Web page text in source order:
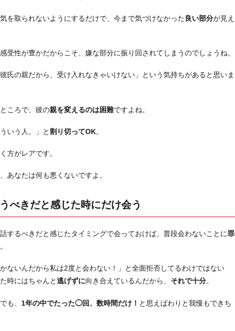
を取られないようにするだけで、今まで気づけなかった良い部分が見え
受性が豊かだからこそ、嫌な部分に振り回されてしまうのでしょうね。
氏の親だから、受け入れなきゃいけない」という気持ちがあると思いま
ころで、彼の親を変えるのは困難ですよね。
いう人。」と割り切ってOK。
方がレアです。
あなたは何も悪くないですよ。
べきだと感じた時にだけ会う
するべきだと感じたタイミングで会っておけば、普段会わないことに罪
ないんだから私は2度と会わない！」と全面拒否してるわけではない
時にはちゃんと逃げずに向き合えているんだから、 それで十分。
も、 1年の中でたった◯回、数時間だけ！ と思えばわりと我慢もできち